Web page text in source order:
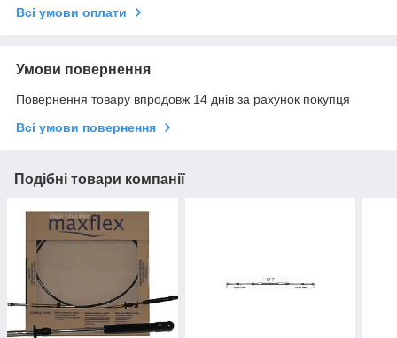
Всі умови оплати
Умови повернення
Повернення товару впродовж 14 днів за рахунок покупця
Всі умови повернення
Подібні товари компанії